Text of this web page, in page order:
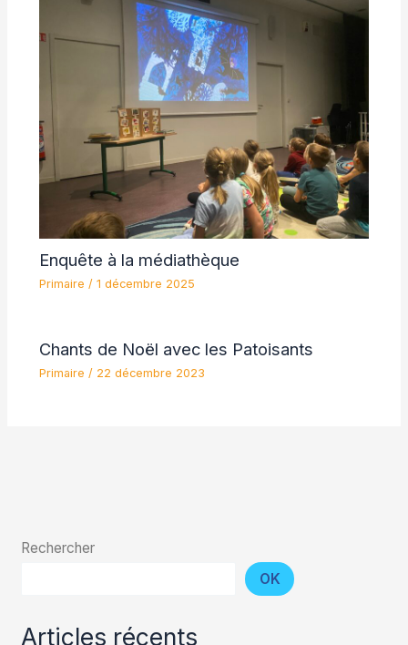
Enquête à la médiathèque
Primaire / 1 décembre 2025
Chants de Noël avec les Patoisants
Primaire / 22 décembre 2023
Rechercher
OK
Articles récents